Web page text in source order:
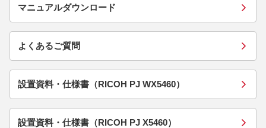
マニュアルダウンロード
よくあるご質問
設置資料・仕様書（RICOH PJ WX5460）
設置資料・仕様書（RICOH PJ X5460）